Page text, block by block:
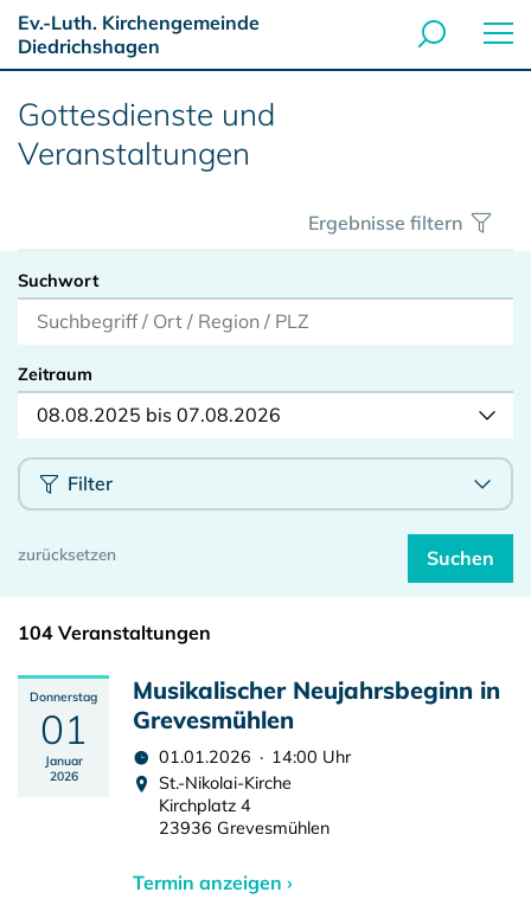
Ev.-Luth. Kirchengemeinde
Diedrichshagen
Gottesdienste und
Veranstaltungen
Ergebnisse filtern
Suchwort
Zeitraum
08.08.2025 bis 07.08.2026
Filter
104 Veranstaltungen
Donnerstag
01
Januar
2026
Musikalischer Neujahrsbeginn in
Grevesmühlen
01.01.2026 · 14:00 Uhr
St.-Nikolai-Kirche
Kirchplatz 4
23936 Grevesmühlen
Termin anzeigen ›